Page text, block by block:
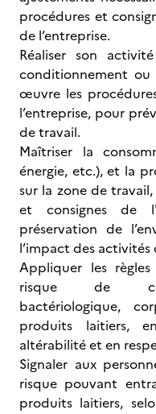
procédures et
de l’entreprise.
Réaliser son
conditionnement
œuvre les
l’entreprise, pour
de travail.
Maîtriser la
énergie, etc.), et la
sur la zone de
et consignes de
préservation de
l’impact des
Appliquer les
risque de
bactériologique,
produits laitiers,
altérabilité et en
Signaler aux
risque pouvant
produits laitiers,